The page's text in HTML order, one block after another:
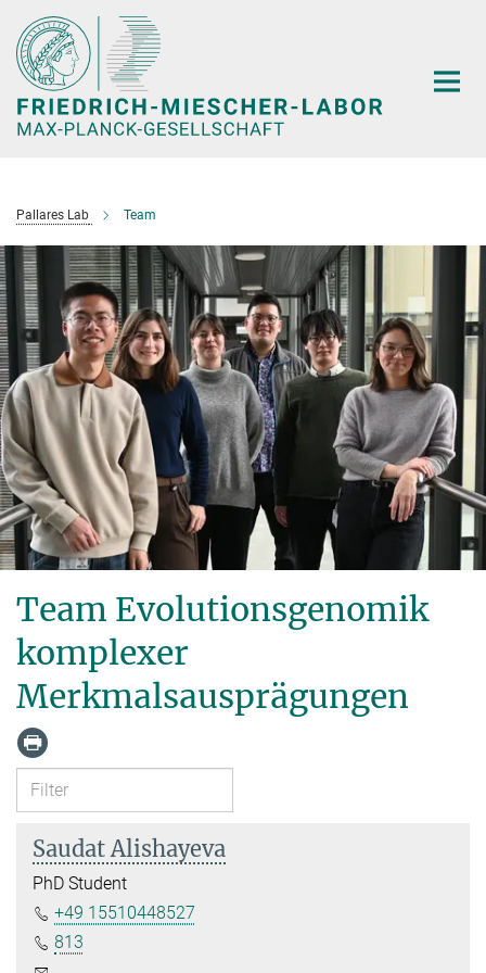
Hauptinhalt
Pallares Lab Team
Team Evolutionsgenomik
komplexer
Merkmalsausprägungen
Saudat Alishayeva
PhD Student
+49 15510448527
813